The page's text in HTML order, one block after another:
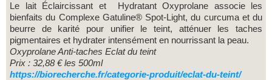
Le lait Éclaircissant et Hydratant Oxyprolane associe les
bienfaits du Complexe Gatuline® Spot-Light, du curcuma et du
beurre de karité pour unifier le teint, atténuer les taches
pigmentaires et hydrater intensément en nourrissant la peau.
Oxyprolane Anti-taches Eclat du teint
Prix : 32,88 € les 500ml
https://biorecherche.fr/categorie-produit/eclat-du-teint/